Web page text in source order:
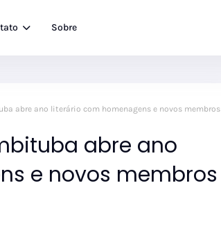
Sobre
abre ano literário com homenagens e novos membros
abre ano
e novos membros